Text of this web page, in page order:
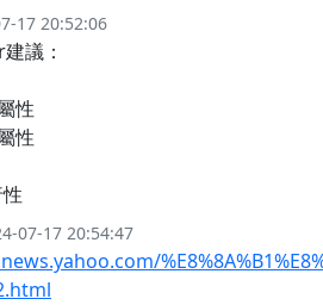
17 20:52:06
議：
性
性
07-17 20:54:47